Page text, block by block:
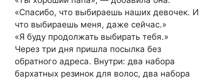
«Спасибо, что выбираешь наших девочек. И
что выбираешь меня, даже сейчас.»
«Я буду продолжать выбирать тебя.»
Через три дня пришла посылка без
обратного адреса. Внутри: два набора
бархатных резинок для волос, два набора